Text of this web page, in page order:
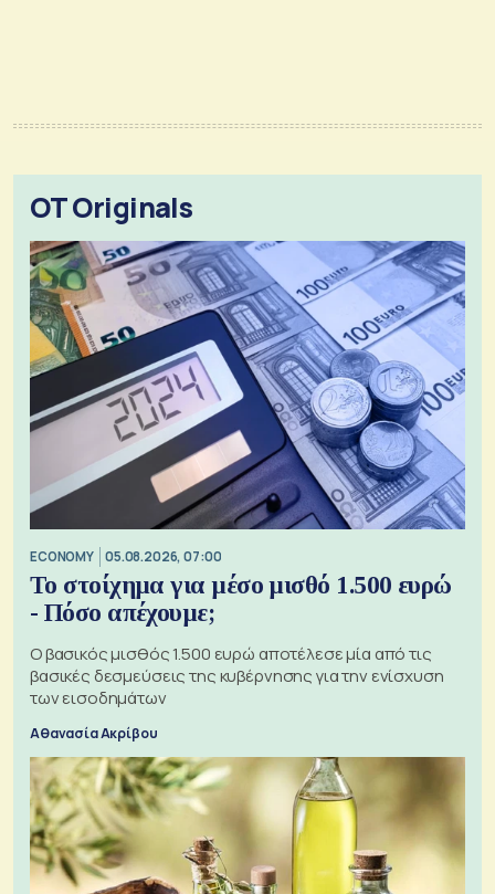
OT Originals
ECONOMY 05.08.2026, 07:00
Το στοίχημα για μέσο μισθό 1.500 ευρώ
- Πόσο απέχουμε;
Ο βασικός μισθός 1.500 ευρώ αποτέλεσε μία από τις
βασικές δεσμεύσεις της κυβέρνησης για την ενίσχυση
των εισοδημάτων
Αθανασία Ακρίβου